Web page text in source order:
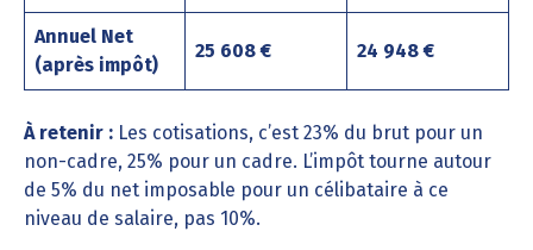
Annuel Net
(après impôt)
25 608 € 24 948 €
À retenir : Les cotisations, c’est 23% du brut pour un
non-cadre, 25% pour un cadre. L’impôt tourne autour
de 5% du net imposable pour un célibataire à ce
niveau de salaire, pas 10%.